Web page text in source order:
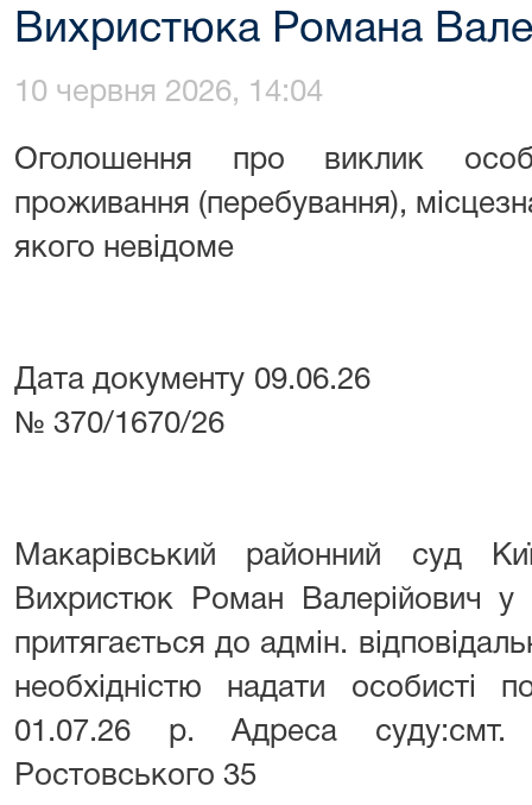
Вихристюка Романа
10 червня 2026, 14:04
Оголошення про виклик
проживання (перебування),
якого невідоме
Дата документу
№ 370/1670/26
Макарівський районний суд
Вихристюк Роман
притягається до адмін.
необхідністю надати
01.07.26 р. Адреса суду:смт.
Ростовського 35